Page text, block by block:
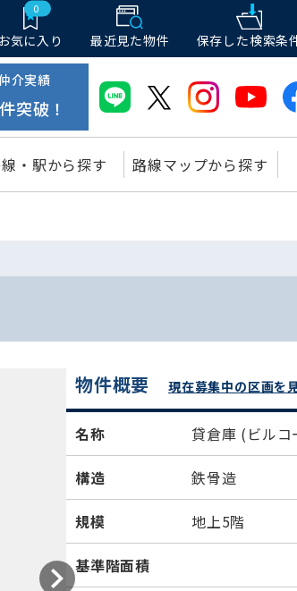
0
気に入り 最近見た物件 保存した検索条
介実績
件突破！
・駅から探す 路線マップから探す
物件概要 現在募集中の区画を
名称 貸倉庫 (ビル
構造 鉄骨造
規模 地上5階
基準階面積